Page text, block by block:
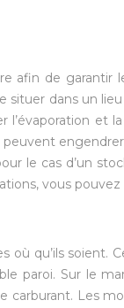
afin de
dans un lieu
et
le cas d’un
vous pouvez
qu’ils soient.
paroi. Sur le
carburant. Les